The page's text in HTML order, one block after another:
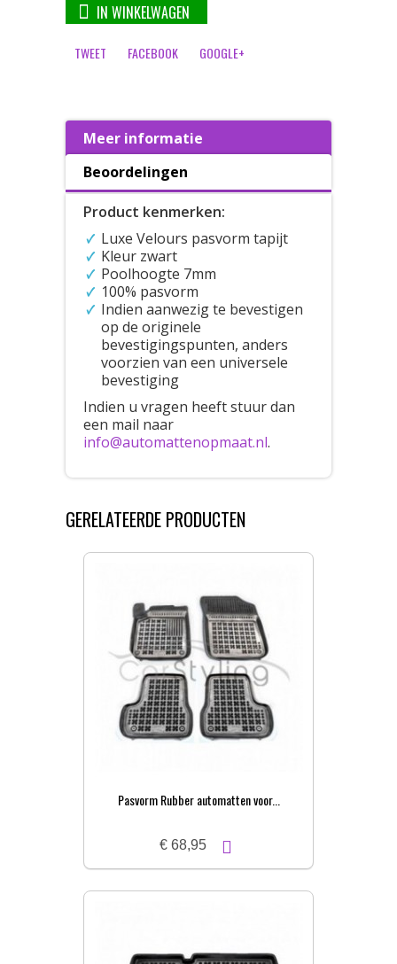
IN WINKELWAGEN
TWEET FACEBOOK GOOGLE+
Meer informatie
Beoordelingen
Product kenmerken:
Luxe Velours pasvorm tapijt
Kleur zwart
Poolhoogte 7mm
100% pasvorm
Indien aanwezig te bevestigen
op de originele
bevestigingspunten, anders
voorzien van een universele
bevestiging
Indien u vragen heeft stuur dan
een mail naar
info@automattenopmaat.nl.
GERELATEERDE PRODUCTEN
Pasvorm Rubber automatten voor...
€ 68,95